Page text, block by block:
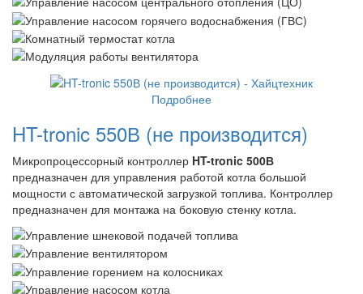
Подробнее
HT-tronic 550В (не производится)
Микропроцессорный контроллер HT-tronic 500В
предназначен для управления работой котла большой
мощности с автоматической загрузкой топлива. Контроллер
предназначен для монтажа на боковую стенку котла.